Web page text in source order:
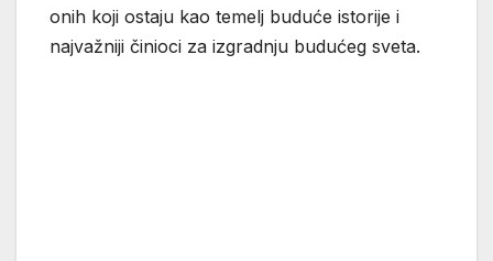
onih koji ostaju kao temelj buduće istorije i
najvažniji činioci za izgradnju budućeg sveta.